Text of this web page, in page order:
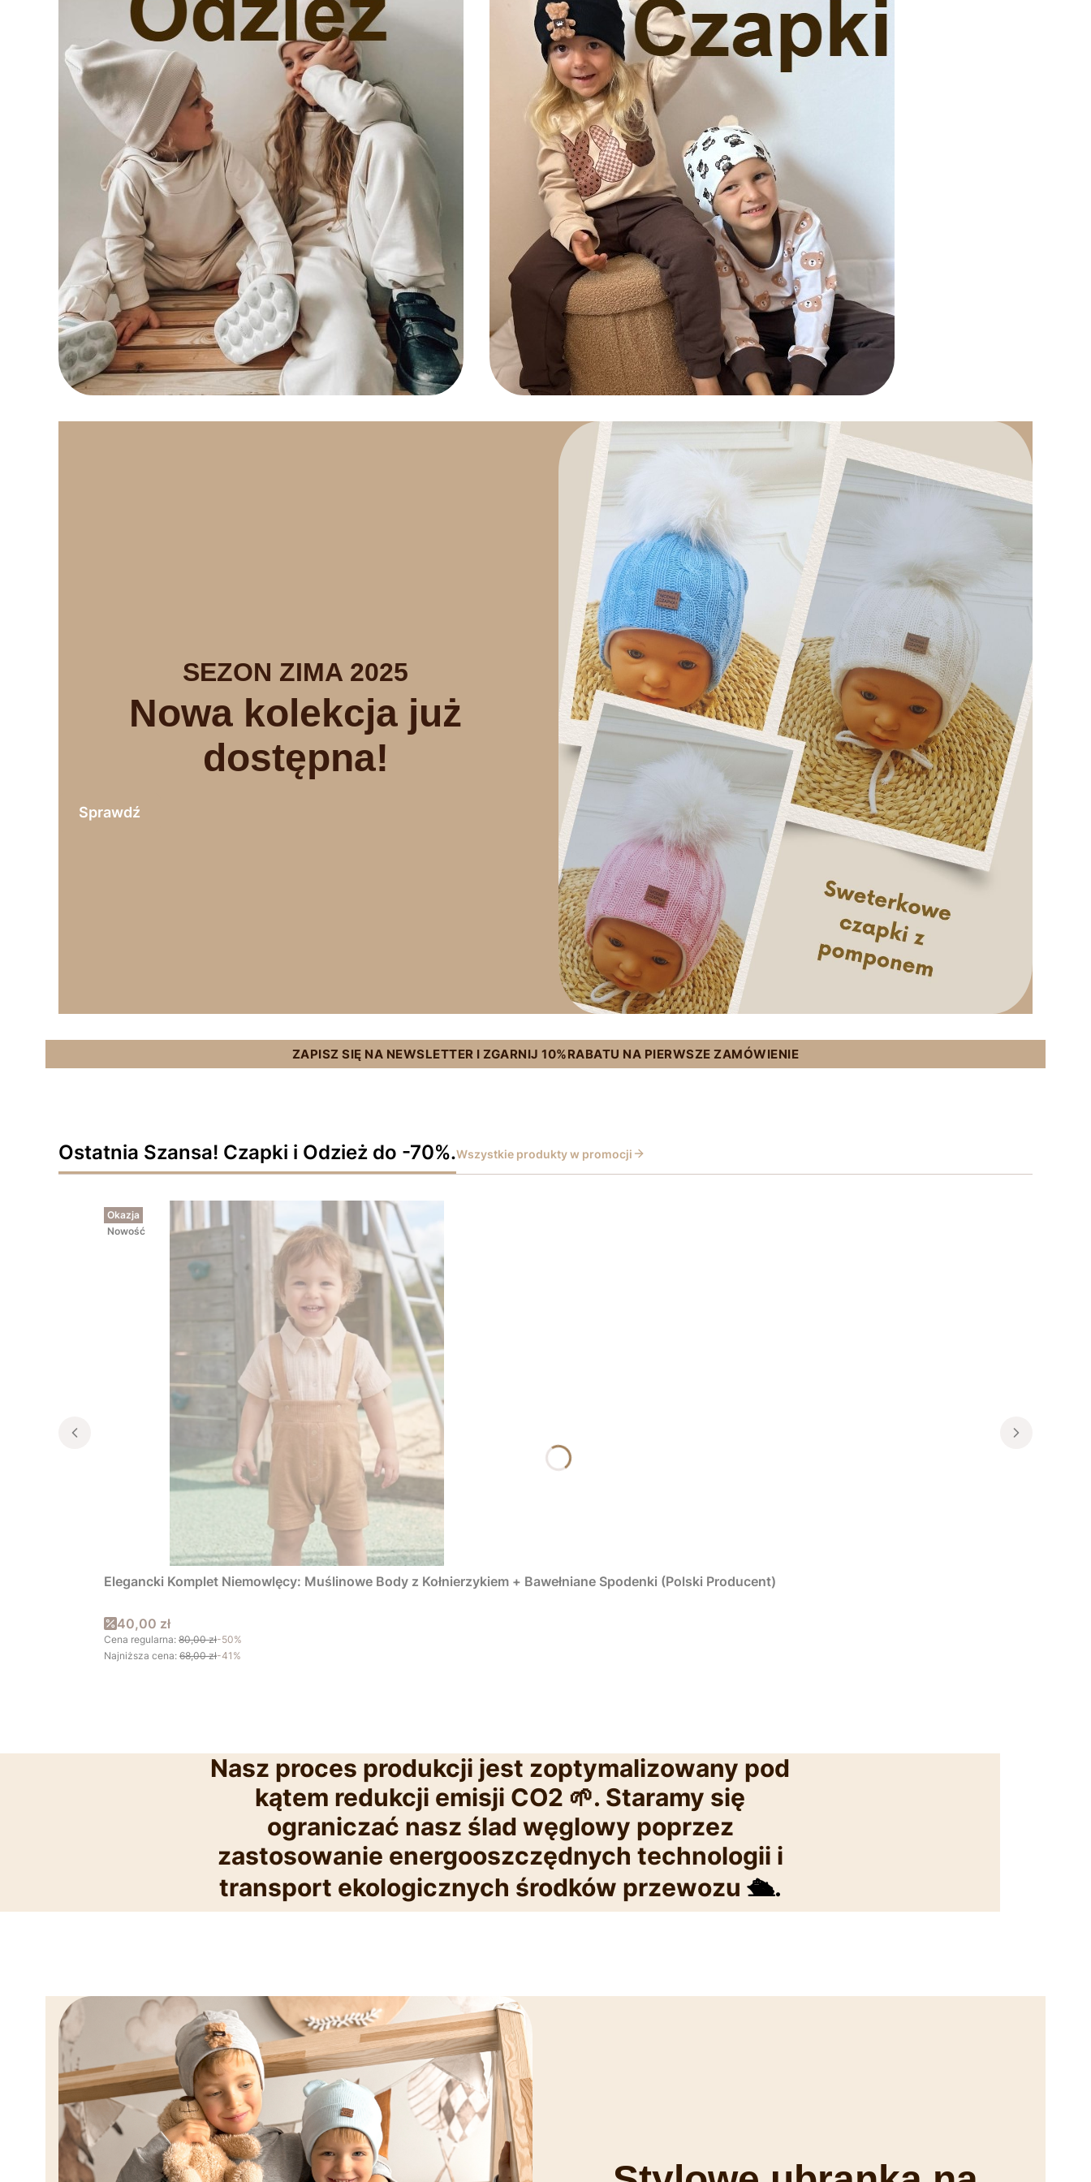
SEZON ZIMA 2025
Nowa kolekcja już
dostępna!
Sprawdź
ZAPISZ SIĘ NA NEWSLETTER I ZGARNIJ 10%RABATU NA PIERWSZE ZAMÓWIENIE
Ostatnia Szansa! Czapki i Odzież do -70%.Wszystkie produkty w promocji
Okazja
Nowość
Elegancki Komplet Niemowlęcy: Muślinowe Body z Kołnierzykiem + Bawełniane Spodenki (Polski Producent)
Cena promocyjna
40,00 zł
Cena regularna: 80,00 zł-50%
Najniższa cena: 68,00 zł-41%
Nasz proces produkcji jest zoptymalizowany pod
kątem redukcji emisji CO2 🌱. Staramy się
ograniczać nasz ślad węglowy poprzez
zastosowanie energooszczędnych technologii i
transport ekologicznych środków przewozu 🛳️.